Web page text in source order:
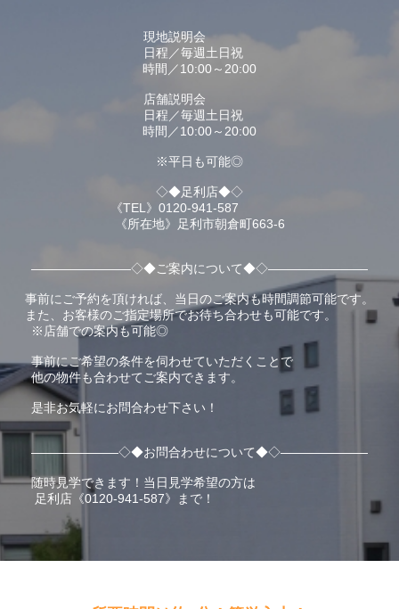
現地説明会
日程／毎週土日祝
時間／10:00～20:00
店舗説明会
日程／毎週土日祝
時間／10:00～20:00
※平日も可能◎
◇◆足利店◆◇
《TEL》0120-941-587
《所在地》足利市朝倉町663-6
――――――――◇◆ご案内について◆◇――――――――
事前にご予約を頂ければ、当日のご案内も時間調節可能です。
また、お客様のご指定場所でお待ち合わせも可能です。
※店舗での案内も可能◎
事前にご希望の条件を伺わせていただくことで
他の物件も合わせてご案内できます。
是非お気軽にお問合わせ下さい！
―――――――◇◆お問合わせについて◆◇―――――――
随時見学できます！当日見学希望の方は
足利店《0120-941-587》まで！